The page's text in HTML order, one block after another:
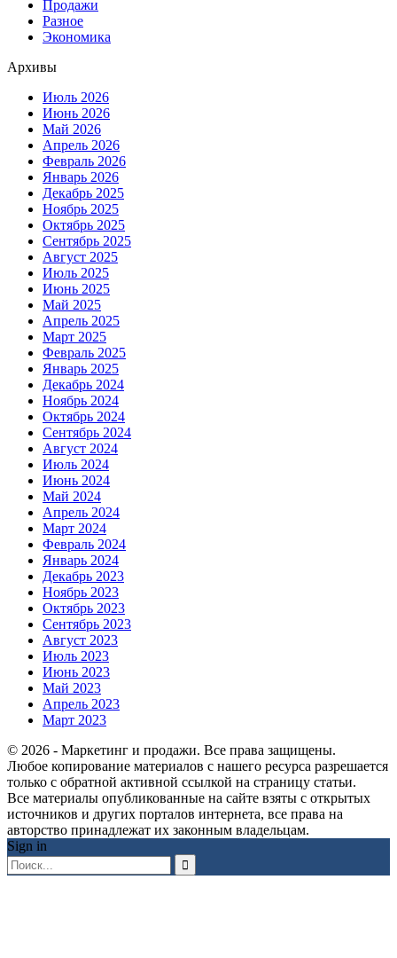
Продажи
Разное
Экономика
Архивы
Июль 2026
Июнь 2026
Май 2026
Апрель 2026
Февраль 2026
Январь 2026
Декабрь 2025
Ноябрь 2025
Октябрь 2025
Сентябрь 2025
Август 2025
Июль 2025
Июнь 2025
Май 2025
Апрель 2025
Март 2025
Февраль 2025
Январь 2025
Декабрь 2024
Ноябрь 2024
Октябрь 2024
Сентябрь 2024
Август 2024
Июль 2024
Июнь 2024
Май 2024
Апрель 2024
Март 2024
Февраль 2024
Январь 2024
Декабрь 2023
Ноябрь 2023
Октябрь 2023
Сентябрь 2023
Август 2023
Июль 2023
Июнь 2023
Май 2023
Апрель 2023
Март 2023
© 2026 - Маркетинг и продажи. Все права защищены.
Любое копирование материалов с нашего ресурса разрешается
только с обратной активной ссылкой на страницу статьи.
Все материалы опубликованные на сайте взяты с открытых
источников и других порталов интернета, все права на
авторство принадлежат их законным владельцам.
Sign in